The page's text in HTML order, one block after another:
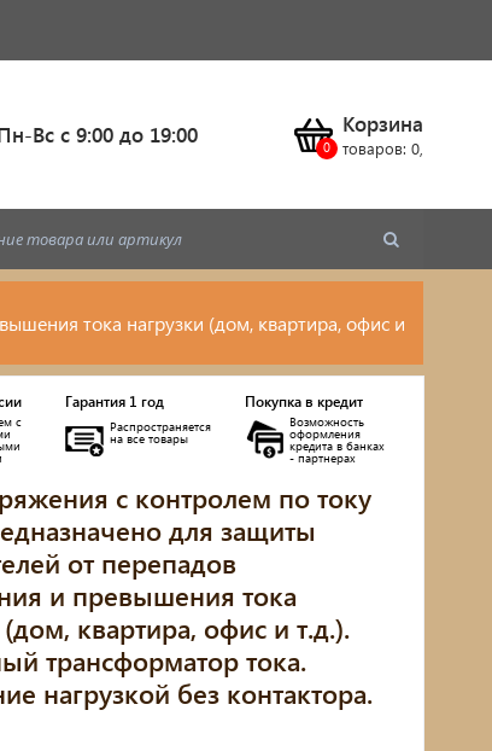
Вс c 9:00 до 19:00 Корзина
товаров: 0,
тока нагрузки (дом, квартира, офис и
с
Гарантия 1 год
Распространяется
на все товары
Покупка в кредит
Возможность
оформления
кредита в банках
- партнерах
с контролем по току
для защиты
от перепадов
и превышения тока
(дом, квартира, офис и т.д.).
трансформатор тока.
нагрузкой без контактора.